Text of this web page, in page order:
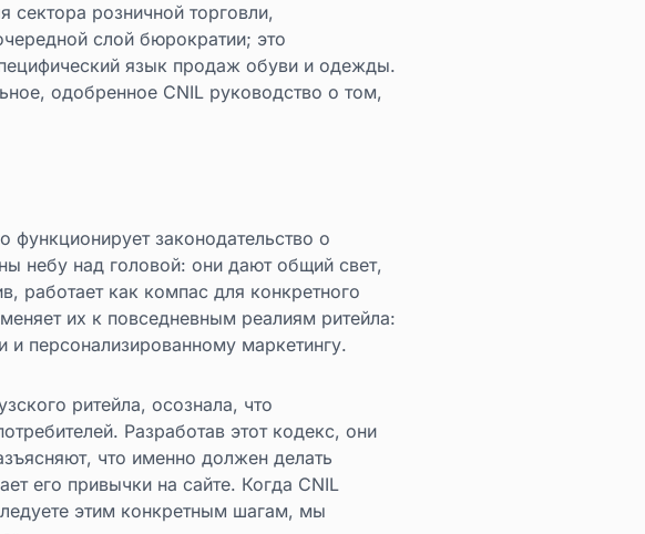
сектора розничной торговли,
слой бюрократии; это
язык продаж обуви и одежды.
одобренное CNIL руководство о том,
законодательство о
небу над головой: они дают общий свет,
работает как компас для конкретного
их к повседневным реалиям ритейла:
персонализированному маркетингу.
ритейла, осознала, что
Разработав этот кодекс, они
что именно должен делать
его привычки на сайте. Когда CNIL
этим конкретным шагам, мы